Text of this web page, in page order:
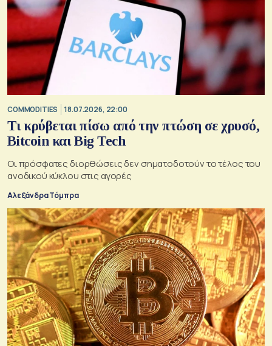
COMMODITIES 18.07.2026, 22:00
Τι κρύβεται πίσω από την πτώση σε χρυσό,
Bitcoin και Big Tech
Οι πρόσφατες διορθώσεις δεν σηματοδοτούν το τέλος του
ανοδικού κύκλου στις αγορές
Αλεξάνδρα Τόμπρα